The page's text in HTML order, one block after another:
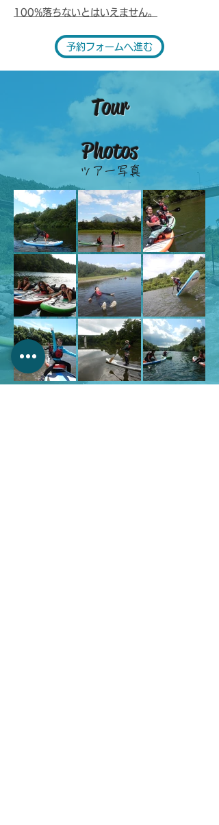
100%落ちないとはいえません。
予約フォームへ進む
​ツアー写真
Tour
Photos